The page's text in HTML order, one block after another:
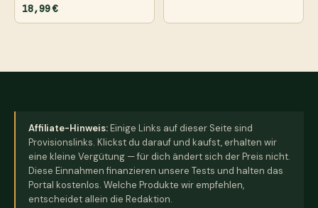
18,99 €
Affiliate-Hinweis:Einige Links auf dieser Seite sind
Provisionslinks. Klickst du darauf und kaufst, erhalten wir
eine kleine Vergütung — für dich ändert sich der Preis nicht.
Diese Einnahmen finanzieren unsere Tests und halten das
Portal kostenlos. Welche Produkte wir empfehlen,
entscheidet allein die Redaktion.